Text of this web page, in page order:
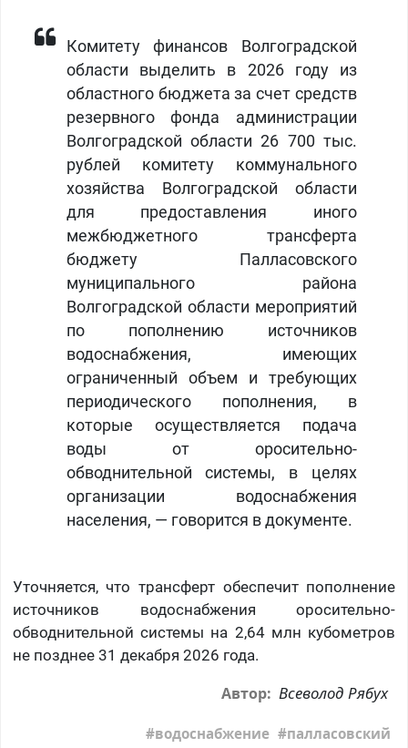
Комитету финансов Волгоградской
области выделить в 2026 году из
областного бюджета за счет средств
резервного фонда администрации
Волгоградской области 26 700 тыс.
рублей комитету коммунального
хозяйства Волгоградской области
для предоставления иного
межбюджетного трансферта
бюджету Палласовского
муниципального района
Волгоградской области мероприятий
по пополнению источников
водоснабжения, имеющих
ограниченный объем и требующих
периодического пополнения, в
которые осуществляется подача
воды от оросительно-
обводнительной системы, в целях
организации водоснабжения
населения, — говорится в документе.
Уточняется, что трансферт обеспечит пополнение
источников водоснабжения оросительно-
обводнительной системы на 2,64 млн кубометров
не позднее 31 декабря 2026 года.
Автор: Всеволод Рябух
водоснабжение палласовский